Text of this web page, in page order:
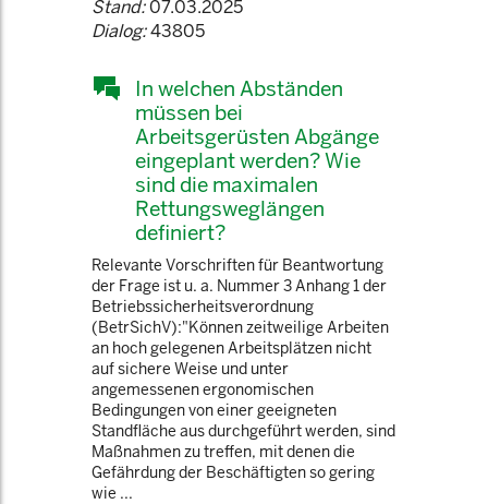
Stand:07.03.2025
Dialog:43805
In welchen Abständen
müssen bei
Arbeitsgerüsten Abgänge
eingeplant werden? Wie
sind die maximalen
Rettungsweglängen
definiert?
Relevante Vorschriften für Beantwortung
der Frage ist u. a. Nummer 3 Anhang 1 der
Betriebssicherheitsverordnung
(BetrSichV):"Können zeitweilige Arbeiten
an hoch gelegenen Arbeitsplätzen nicht
auf sichere Weise und unter
angemessenen ergonomischen
Bedingungen von einer geeigneten
Standfläche aus durchgeführt werden, sind
Maßnahmen zu treffen, mit denen die
Gefährdung der Beschäftigten so gering
wie ...